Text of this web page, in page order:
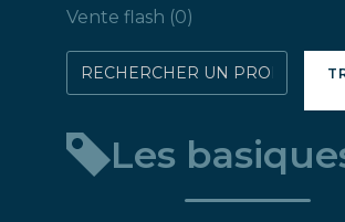
produits
Vente flash 00
Rechercher
directement
produit
:
Les